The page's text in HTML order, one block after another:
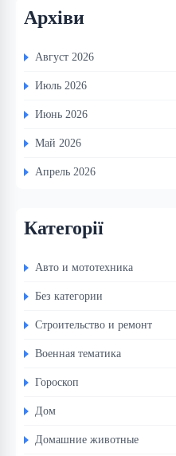
Архіви
Август 2026
Июль 2026
Июнь 2026
Май 2026
Апрель 2026
Категорії
Авто и мототехника
Без категории
Строительство и ремонт
Военная тематика
Гороскоп
Дом
Домашние животные